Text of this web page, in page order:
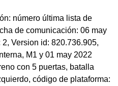
número última lista de
de comunicación: 06 may
Version id: 820.736.905,
M1 y 01 may 2022
con 5 puertas, batalla
código de plataforma: